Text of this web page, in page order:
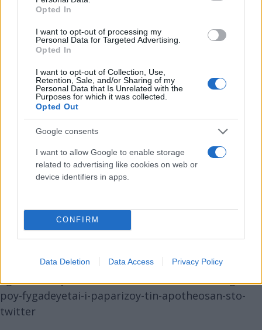
Opted In
I want to opt-out of processing my
Personal Data for Targeted Advertising.
Opted In
I want to opt-out of Collection, Use,
Retention, Sale, and/or Sharing of my
Personal Data that Is Unrelated with the
Purposes for which it was collected.
Opted Out
Google consents
I want to allow Google to enable storage
related to advertising like cookies on web or
device identifiers in apps.
CONFIRM
Data Deletion Data Access Privacy Policy
22-traymatistikan-koromila-kai-paparizou%2F
Την αποθέωσε όλο το Twitter
Από την πλευρά τους, οι χρήστες του Twitter
αποθέωσαν την Έλενα Παπαρίζου για την απόφασή
της να αποχωρήσει από τα βραβεία.
https://twitter.com/sleepygeor/status/
agb%2Fstory%2F1326443%2Fmadvma22-h-stigmi-
twitter
agb%2Fstory%2F1326443%2Fmadvma22-h-stigmi-
poy-fygadeyetai-i-paparizoy-tin-apotheosan-sto-
twitter